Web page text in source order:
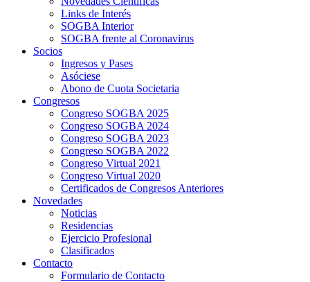
Links de Interés
SOGBA Interior
SOGBA frente al Coronavirus
Socios
Ingresos y Pases
Asóciese
Abono de Cuota Societaria
Congresos
Congreso SOGBA 2025
Congreso SOGBA 2024
Congreso SOGBA 2023
Congreso SOGBA 2022
Congreso Virtual 2021
Congreso Virtual 2020
Certificados de Congresos Anteriores
Novedades
Noticias
Residencias
Ejercicio Profesional
Clasificados
Contacto
Formulario de Contacto